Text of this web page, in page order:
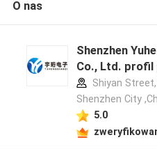
O nas
Shenzhen
Co., Ltd.
Shiyan
Shenzhen City
5.0